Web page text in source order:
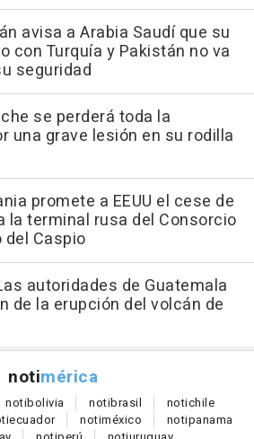
avisa a Arabia Saudí que su
con Turquía y Pakistán no va
seguridad
se perderá toda la
una grave lesión en su rodilla
promete a EEUU el cese de
la terminal rusa del Consorcio
del Caspio
autoridades de Guatemala
de la erupción del volcán de
notimérica
notibolivia notibrasil notichile
ecuador notiméxico notipanama